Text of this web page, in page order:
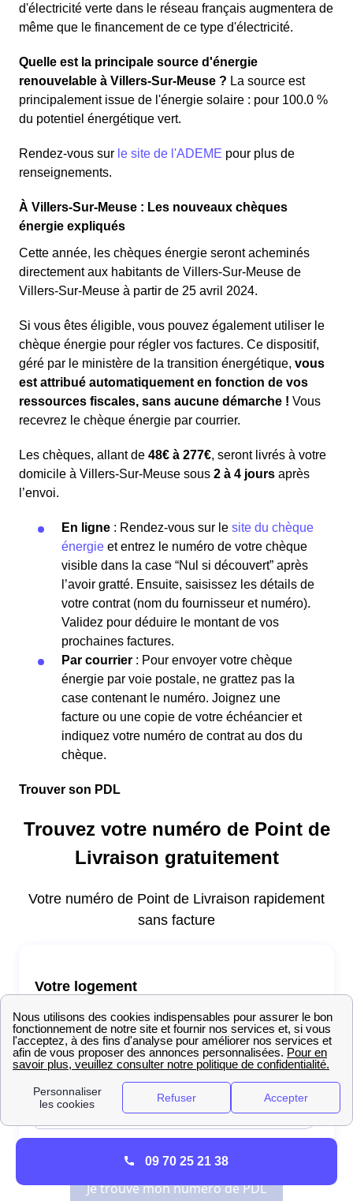
d'électricité verte dans le réseau français augmentera de
même que le financement de ce type d'électricité.
Quelle est la principale source d'énergie
renouvelable à Villers-Sur-Meuse ? La source est
principalement issue de l'énergie solaire : pour 100.0 %
du potentiel énergétique vert.
Rendez-vous sur le site de l'ADEME pour plus de
renseignements.
À Villers-Sur-Meuse : Les nouveaux chèques
énergie expliqués
Cette année, les chèques énergie seront acheminés
directement aux habitants de Villers-Sur-Meuse de
Villers-Sur-Meuse à partir de 25 avril 2024.
Si vous êtes éligible, vous pouvez également utiliser le
chèque énergie pour régler vos factures. Ce dispositif,
géré par le ministère de la transition énergétique, vous
est attribué automatiquement en fonction de vos
ressources fiscales, sans aucune démarche ! Vous
recevrez le chèque énergie par courrier.
Les chèques, allant de 48€ à 277€, seront livrés à votre
domicile à Villers-Sur-Meuse sous 2 à 4 jours après
l’envoi.
En ligne : Rendez-vous sur le site du chèque
énergie et entrez le numéro de votre chèque
visible dans la case “Nul si découvert” après
l’avoir gratté. Ensuite, saisissez les détails de
votre contrat (nom du fournisseur et numéro).
Validez pour déduire le montant de vos
prochaines factures.
Par courrier : Pour envoyer votre chèque
énergie par voie postale, ne grattez pas la
case contenant le numéro. Joignez une
facture ou une copie de votre échéancier et
indiquez votre numéro de contrat au dos du
chèque.
Trouver son PDL
09 70 25 21 38